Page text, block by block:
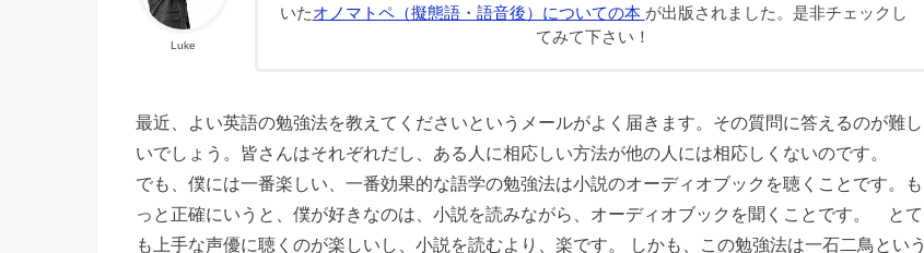
Luke
いたオノマトペ（擬態語・語音後）についての本 が出版されました。是非チェックし
てみて下さい！
最近、よい英語の勉強法を教えてくださいというメールがよく届きます。その質問に答えるのが難し
いでしょう。皆さんはそれぞれだし、ある人に相応しい方法が他の人には相応しくないのです。
でも、僕には一番楽しい、一番効果的な語学の勉強法は小説のオーディオブックを聴くことです。も
っと正確にいうと、僕が好きなのは、小説を読みながら、オーディオブックを聞くことです。 とて
も上手な声優に聴くのが楽しいし、小説を読むより、楽です。
しかも、この勉強法は一石二鳥という